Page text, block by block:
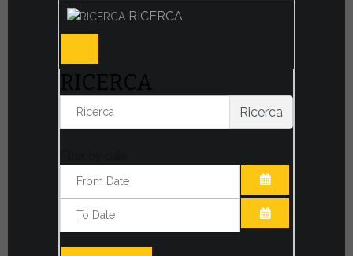
RICERCA
RICERCA
Ricerca
APRI IL